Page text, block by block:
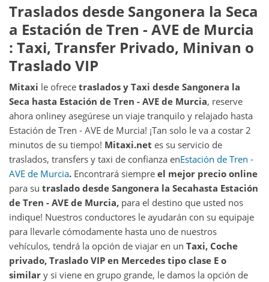
Traslados desde Sangonera la Seca
a Estación de Tren - AVE de Murcia
: Taxi, Transfer Privado, Minivan o
Traslado VIP
Mitaxi le ofrece traslados y Taxi desde Sangonera la
Seca hasta Estación de Tren - AVE de Murcia, reserve
ahora onliney asegúrese un viaje tranquilo y relajado hasta
Estación de Tren - AVE de Murcia! ¡Tan solo le va a costar 2
minutos de su tiempo! Mitaxi.net es su servicio de
traslados, transfers y taxi de confianza enEstación de Tren -
AVE de Murcia. Encontrará siempre el mejor precio online
para su traslado desde Sangonera la Secahasta Estación
de Tren - AVE de Murcia, para el destino que usted nos
indique! Nuestros conductores le ayudarán con su equipaje
para llevarle cómodamente hasta uno de nuestros
vehículos, tendrá la opción de viajar en un Taxi, Coche
privado, Traslado VIP en Mercedes tipo clase E o
similar y si viene en grupo grande, le damos la opción de